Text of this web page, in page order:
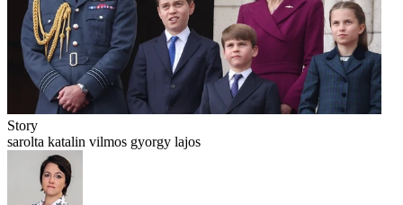
Story
sarolta katalin vilmos gyorgy lajos